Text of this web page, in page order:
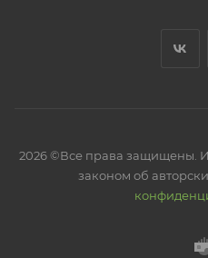
2026 ©Все права защищены.
законом об